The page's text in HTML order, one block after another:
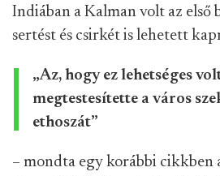
Indiában a Kalman volt az első
sertést és csirkét is lehetett
„Az, hogy ez lehetséges
megtestesítette a város
ethoszát”
– mondta egy korábbi cikkben